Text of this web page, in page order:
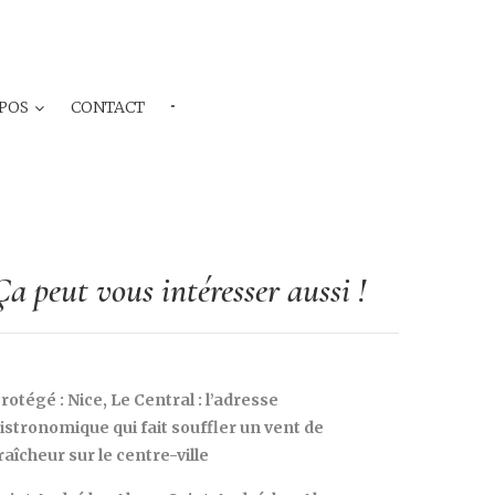
CONTACT ···
peut vous intéresser aussi !
: Nice, Le Central : l’adresse
qui fait souffler un vent de
sur le centre-ville